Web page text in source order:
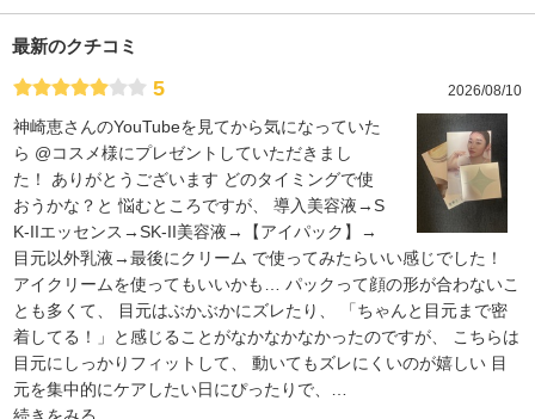
最新のクチコミ
5 2026/08/10
神崎恵さんのYouTubeを見てから気になっていた
ら @コスメ様にプレゼントしていただきまし
た！ ありがとうございます どのタイミングで使
おうかな？と 悩むところですが、 導入美容液→S
K-IIエッセンス→SK-II美容液→【アイパック】→
目元以外乳液→最後にクリーム で使ってみたらいい感じでした！
アイクリームを使ってもいいかも… パックって顔の形が合わないこ
とも多くて、 目元はぶかぶかにズレたり、 「ちゃんと目元まで密
着してる！」と感じることがなかなかなかったのですが、 こちらは
目元にしっかりフィットして、 動いてもズレにくいのが嬉しい 目
元を集中的にケアしたい日にぴったりで、